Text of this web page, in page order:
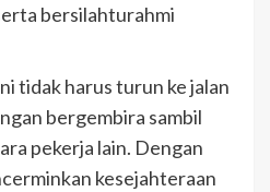
bersilahturahmi
tidak harus turun ke jalan
bergembira sambil
pekerja lain. Dengan
kesejahteraan